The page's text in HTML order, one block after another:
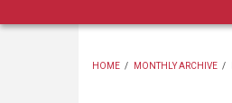
HOME / MONTHLY ARCHIVE /